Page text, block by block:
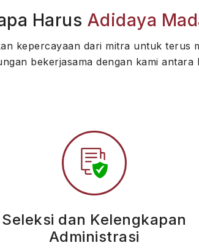
Harus Adidaya
kepercayaan dari mitra untuk terus
bekerjasama dengan kami antara
Seleksi dan Kelengkapan
Administrasi